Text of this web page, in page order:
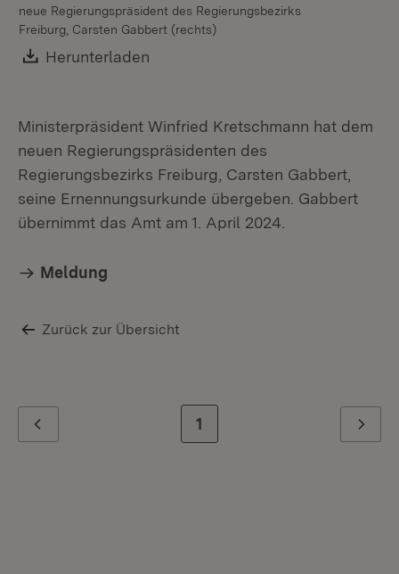
neue Regierungspräsident des Regierungsbezirks
Freiburg, Carsten Gabbert (rechts)
Download:
Herunterladen
Ministerpräsident Winfried Kretschmann hat dem
neuen Regierungspräsidenten des
Regierungsbezirks Freiburg, Carsten Gabbert,
seine Ernennungsurkunde übergeben. Gabbert
übernimmt das Amt am 1. April 2024.
Meldung
Zurück zur Übersicht
Zur letzten Seite
1 Weiter